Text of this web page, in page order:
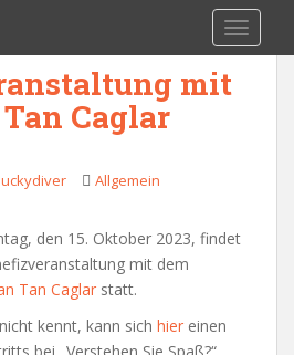
mit
Caglar
Allgemein
den 15. Oktober 2023, findet
mit dem
Tan Caglar statt.
kennt, kann sich hier einen